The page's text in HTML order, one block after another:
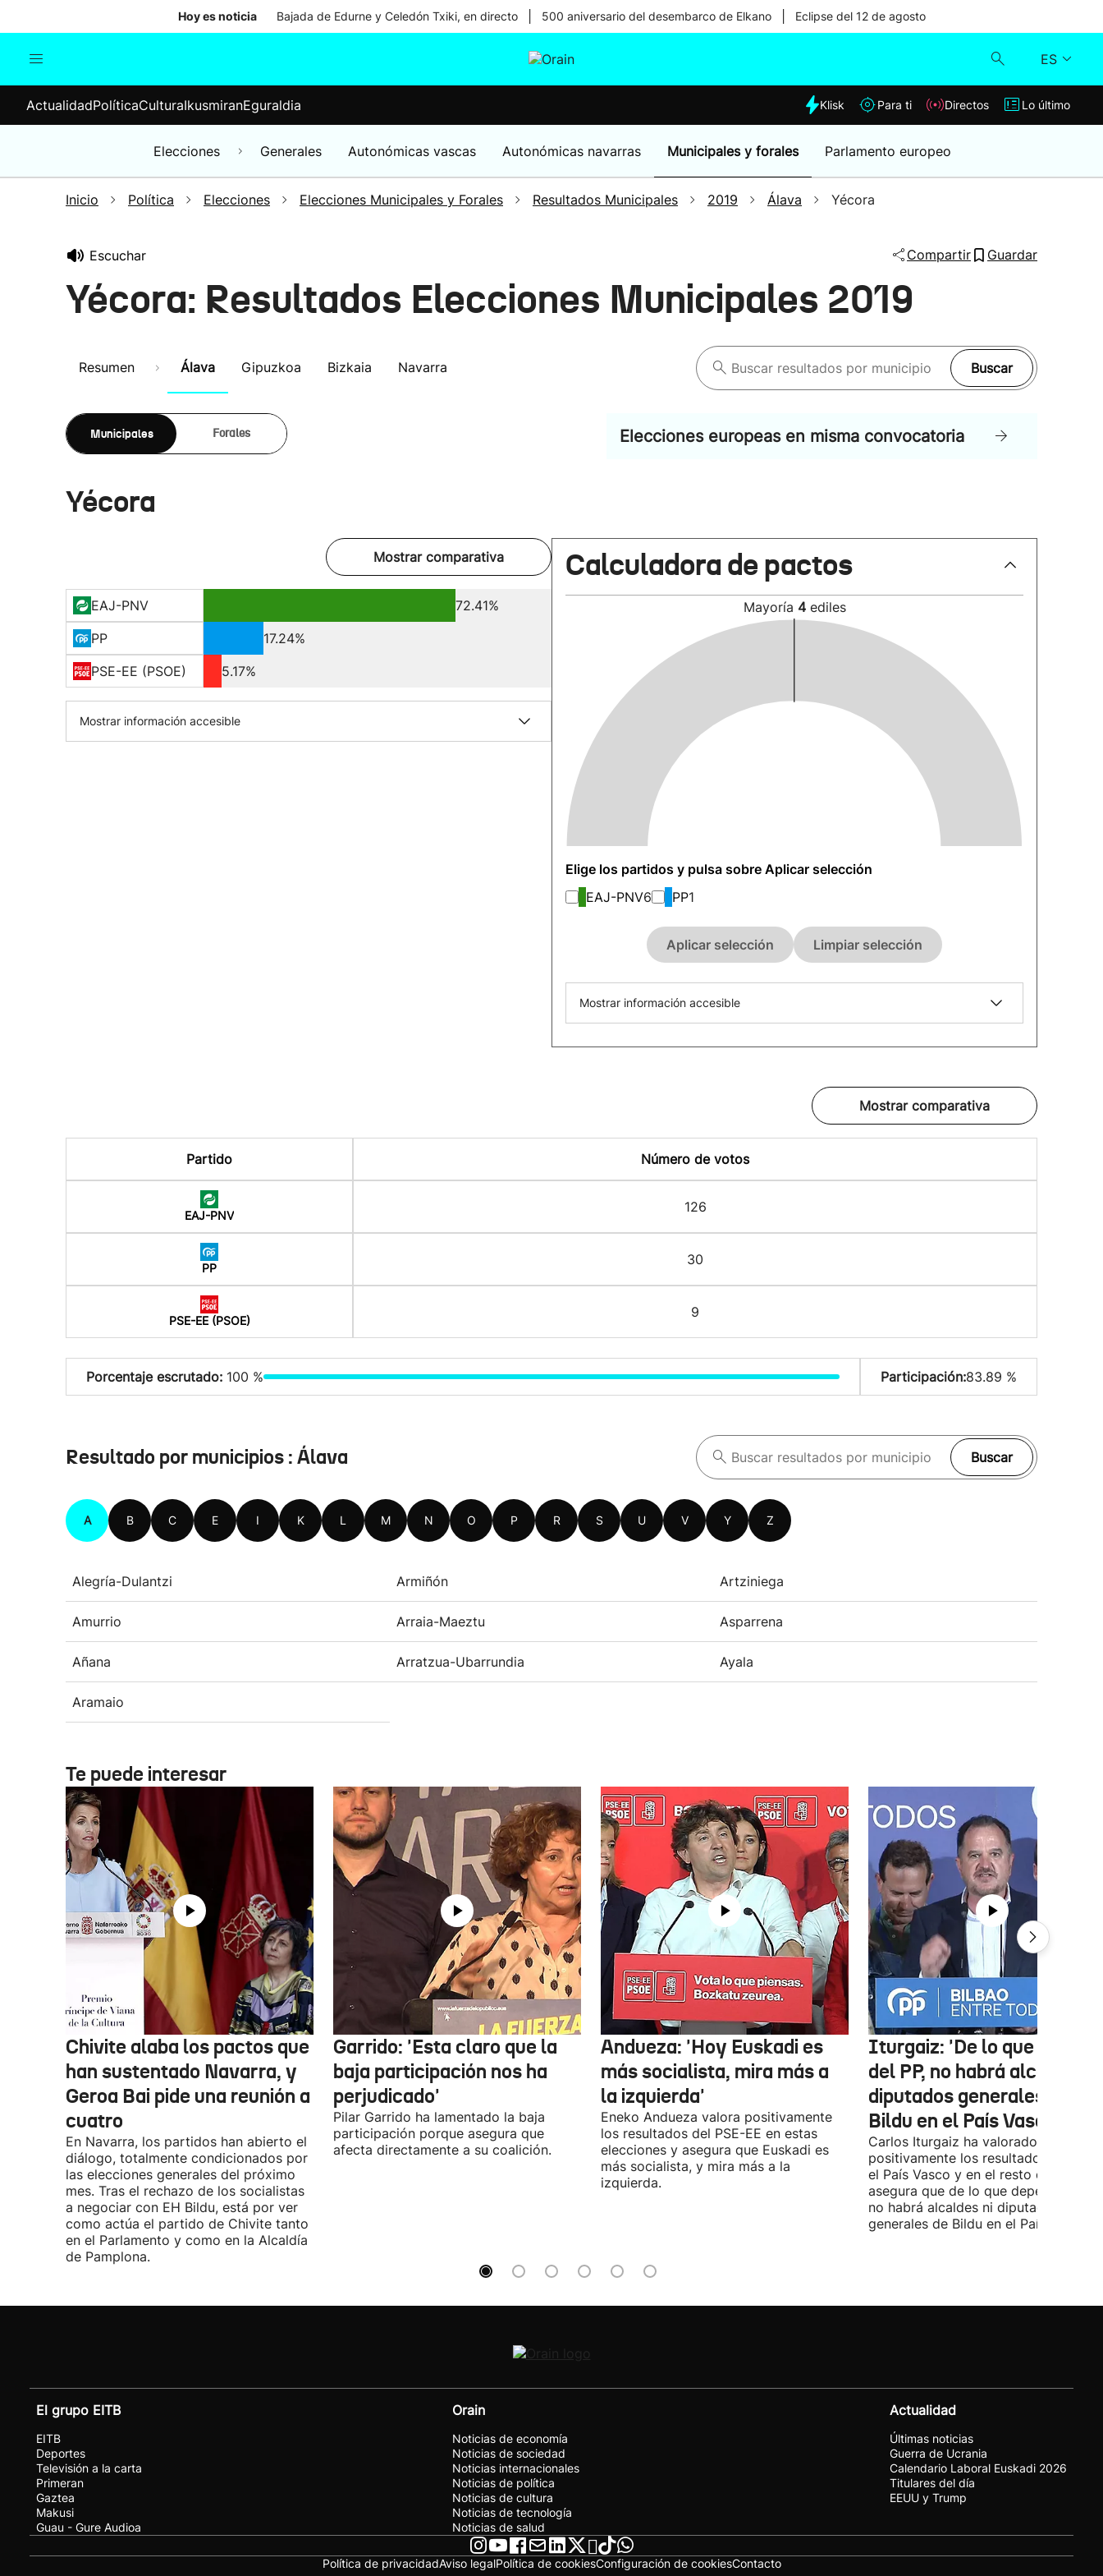
Hoy es noticia Bajada de Edurne y Celedón Txiki, en directo 500 aniversario del desembarco de Elkano Eclipse del 12 de agosto
ES
Elecciones
Klisk
Lo último
ActualidadPolíticaCulturaIkusmiranEguraldia Klisk Para ti Directos Lo último
Elecciones Generales Autonómicas vascas Autonómicas navarras Municipales y forales Parlamento europeo
Inicio Política Elecciones Elecciones Municipales y Forales Resultados Municipales 2019 Álava Yécora
Escuchar Compartir Guardar
Yécora: Resultados Elecciones Municipales 2019
Resumen Álava Gipuzkoa Bizkaia Navarra Buscar
Municipales Forales Elecciones europeas en misma convocatoria
Yécora
Mostrar comparativa
EAJ-PNV
72.41%
PP
17.24%
PSE-EE (PSOE)
5.17%
Mostrar información accesible
Calculadora de pactos
Mayoría 4 ediles
Elige los partidos y pulsa sobre Aplicar selección
EAJ-PNV6 PP1
Aplicar selección Limpiar selección
Mostrar información accesible
Mostrar comparativa
Partido Número de votos
EAJ-PNV
126
PP
30
PSE-EE (PSOE)
9
Porcentaje escrutado: 100 % Participación:83.89 %
Resultado por municipios : Álava Buscar
A B C E I K L M N O P R S U V Y Z
Alegría-Dulantzi Armiñón Artziniega
Amurrio Arraia-Maeztu Asparrena
Añana Arratzua-Ubarrundia Ayala
Aramaio
Te puede interesar
Chivite alaba los pactos que
han sustentado Navarra, y
Geroa Bai pide una reunión a
cuatro
En Navarra, los partidos han abierto el
diálogo, totalmente condicionados por
las elecciones generales del próximo
mes. Tras el rechazo de los socialistas
a negociar con EH Bildu, está por ver
como actúa el partido de Chivite tanto
en el Parlamento y como en la Alcaldía
de Pamplona.
Garrido: 'Esta claro que la
baja participación nos ha
perjudicado'
Pilar Garrido ha lamentado la baja
participación porque asegura que
afecta directamente a su coalición.
Andueza: 'Hoy Euskadi es
más socialista, mira más a
la izquierda'
Eneko Andueza valora positivamente
los resultados del PSE-EE en estas
elecciones y asegura que Euskadi es
más socialista, y mira más a la
izquierda.
Iturgaiz: 'De lo que
del PP, no habrá alcaldes ni
diputados generales de
Bildu en el País Vasco'
Carlos Iturgaiz ha valorado
positivamente los resultados del PP
el País Vasco y en el resto de
asegura que de lo que dependa del
no habrá alcaldes ni diputados
generales de Bildu en el País Vasco.
El grupo EITB
EITB
Deportes
Televisión a la carta
Primeran
Gaztea
Makusi
Guau - Gure Audioa
Orain
Noticias de economía
Noticias de sociedad
Noticias internacionales
Noticias de política
Noticias de cultura
Noticias de tecnología
Noticias de salud
Actualidad
Últimas noticias
Guerra de Ucrania
Calendario Laboral Euskadi 2026
Titulares del día
EEUU y Trump
Política de privacidadAviso legalPolítica de cookiesConfiguración de cookiesContacto